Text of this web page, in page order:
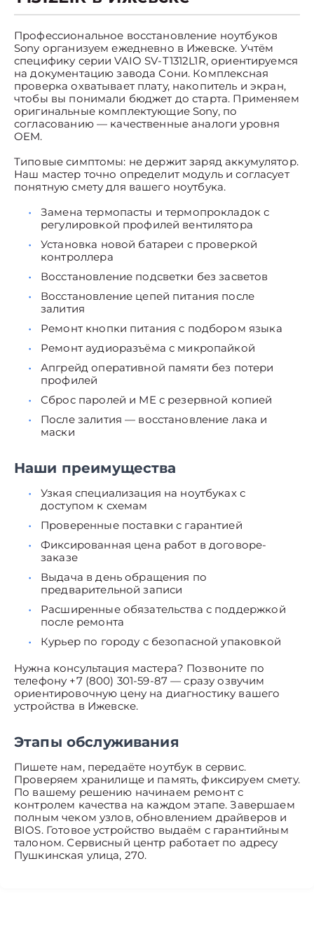
Профессиональное восстановление ноутбуков
Sony организуем ежедневно в Ижевске. Учтём
специфику серии VAIO SV-T1312L1R, ориентируемся
на документацию завода Сони. Комплексная
проверка охватывает плату, накопитель и экран,
чтобы вы понимали бюджет до старта. Применяем
оригинальные комплектующие Sony, по
согласованию — качественные аналоги уровня
OEM.
Типовые симптомы: не держит заряд аккумулятор.
Наш мастер точно определит модуль и согласует
понятную смету для вашего ноутбука.
Замена термопасты и термопрокладок с
регулировкой профилей вентилятора
Установка новой батареи с проверкой
контроллера
Восстановление подсветки без засветов
Восстановление цепей питания после
залития
Ремонт кнопки питания с подбором языка
Ремонт аудиоразъёма с микропайкой
Апгрейд оперативной памяти без потери
профилей
Сброс паролей и ME с резервной копией
После залития — восстановление лака и
маски
Наши преимущества
Узкая специализация на ноутбуках с
доступом к схемам
Проверенные поставки с гарантией
Фиксированная цена работ в договоре-
заказе
Выдача в день обращения по
предварительной записи
Расширенные обязательства с поддержкой
после ремонта
Курьер по городу с безопасной упаковкой
Нужна консультация мастера? Позвоните по
телефону +7 (800) 301-59-87 — сразу озвучим
ориентировочную цену на диагностику вашего
устройства в Ижевске.
Этапы обслуживания
Пишете нам, передаёте ноутбук в сервис.
Проверяем хранилище и память, фиксируем смету.
По вашему решению начинаем ремонт с
контролем качества на каждом этапе. Завершаем
полным чеком узлов, обновлением драйверов и
BIOS. Готовое устройство выдаём с гарантийным
талоном. Сервисный центр работает по адресу
Пушкинская улица, 270.